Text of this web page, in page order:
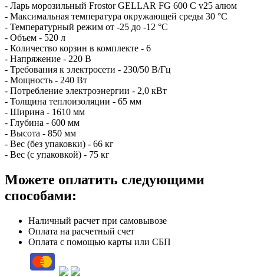
- Ларь морозильный Frostor GELLAR FG 600 C v25 алюм
- Максимальная температура окружающей среды 30 °C
- Температурный режим от -25 до -12 °С
- Объем - 520 л
- Количество корзин в комплекте - 6
- Напряжение - 220 В
- Требования к электросети - 230/50 В/Гц
- Мощность - 240 Вт
- Потребление электроэнергии - 2,0 кВт
- Толщина теплоизоляции - 65 мм
- Ширина - 1610 мм
- Глубина - 600 мм
- Высота - 850 мм
- Вес (без упаковки) - 66 кг
- Вес (с упаковкой) - 75 кг
Можете оплатить следующими
способами:
Наличный расчет при самовывозе
Оплата на расчетный счет
Оплата с помощью карты или СБП